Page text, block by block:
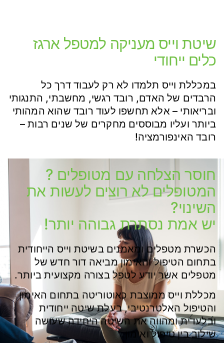
שיטת וייס מעניקה למטפל ארגז
כלים ייחודי
במכללת וייס תלמדו לא רק לעבוד דרך כל
הרבדים של האדם, רובד רגשי, מחשבתי, התנגותי
ובריאותי – אלא תחשפו לעוד רובד שהוא המהותי
ביותר ועליו מבוססים מחקרים של שנים רבות –
רובד האינפורמציה!
חוסר הצלחה עם מטופלים ?
המטופלים לא רוצים לעשות את
השינוי?
יש אמת נסתרת גבוהה יותר!
הכשרת מטפלים ומאמנים בשיטת וייס הייחודית
בתחום הטיפול והאימון מביאה דור חדש של
מטפלים אשר יודע לטפל בצורה מקצועית ביותר.
מכללת וייס ממוצבת כאוטוריטה בתחום האימון
והטיפול האלטרנטיבי, בעלת שיטה ייחודית
ובלעדית ומהווה את השיטה היחידה שעושה
שילוב בין טיפול ואימון.